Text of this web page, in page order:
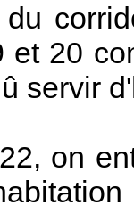
et 20
servir
on